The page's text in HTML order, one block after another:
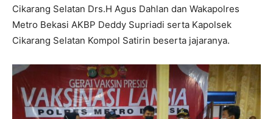
Cikarang Selatan Drs.H Agus Dahlan dan Wakapolres
Metro Bekasi AKBP Deddy Supriadi serta Kapolsek
Cikarang Selatan Kompol Satirin beserta jajaranya.